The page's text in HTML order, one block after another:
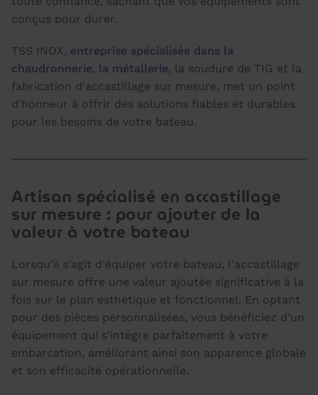
conçus pour durer.
TSS INOX, entreprise spécialisée dans la
chaudronnerie, la métallerie, la soudure de TIG et la
fabrication d'accastillage sur mesure, met un point
d'honneur à offrir des solutions fiables et durables
pour les besoins de votre bateau.
Artisan spécialisé en accastillage
sur mesure : pour ajouter de la
valeur à votre bateau
Lorsqu'il s'agit d'équiper votre bateau, l'accastillage
sur mesure offre une valeur ajoutée significative à la
fois sur le plan esthétique et fonctionnel. En optant
pour des pièces personnalisées, vous bénéficiez d'un
équipement qui s'intègre parfaitement à votre
embarcation, améliorant ainsi son apparence globale
et son efficacité opérationnelle.